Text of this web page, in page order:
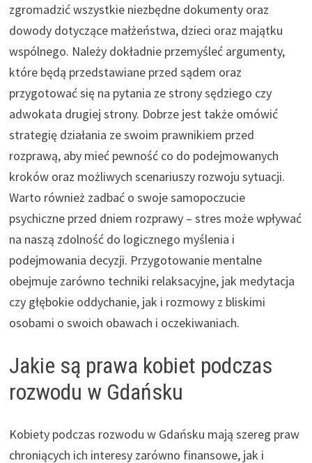
zgromadzić wszystkie niezbędne dokumenty oraz
dowody dotyczące małżeństwa, dzieci oraz majątku
wspólnego. Należy dokładnie przemyśleć argumenty,
które będą przedstawiane przed sądem oraz
przygotować się na pytania ze strony sędziego czy
adwokata drugiej strony. Dobrze jest także omówić
strategię działania ze swoim prawnikiem przed
rozprawą, aby mieć pewność co do podejmowanych
kroków oraz możliwych scenariuszy rozwoju sytuacji.
Warto również zadbać o swoje samopoczucie
psychiczne przed dniem rozprawy – stres może wpływać
na naszą zdolność do logicznego myślenia i
podejmowania decyzji. Przygotowanie mentalne
obejmuje zarówno techniki relaksacyjne, jak medytacja
czy głębokie oddychanie, jak i rozmowy z bliskimi
osobami o swoich obawach i oczekiwaniach.
Jakie są prawa kobiet podczas
rozwodu w Gdańsku
Kobiety podczas rozwodu w Gdańsku mają szereg praw
chroniących ich interesy zarówno finansowe, jak i